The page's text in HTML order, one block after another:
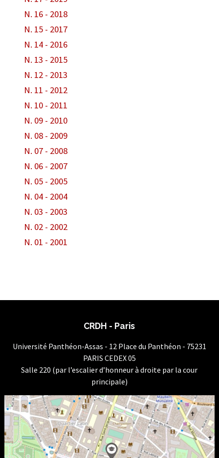
N. 16 - 2018
N. 15 - 2017
N. 14 - 2016
N. 13 - 2015
N. 12 - 2013
N. 11 - 2012
N. 10 - 2011
N. 09 - 2010
N. 08 - 2009
N. 07 - 2008
N. 06 - 2007
N. 05 - 2005
N. 04 - 2004
N. 03 - 2003
N. 02 - 2002
N. 01 - 2001
CRDH - Paris
Université Panthéon-Assas - 12 Place du Panthéon - 75231
PARIS CEDEX 05
Salle 220 (par l’escalier d’honneur à droite par la cour
principale)